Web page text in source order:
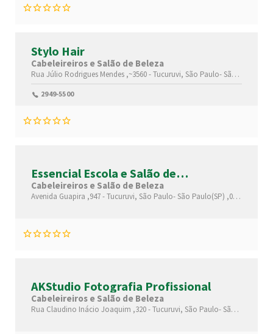
Stylo Hair
Cabeleireiros e Salão de Beleza
Rua Júlio Rodrigues Mendes ,~3560 -Tucuruvi, São Paulo-São Paulo(SP)
2949-5500
Essencial Escola e Salão de
Cabeleireiros
Cabeleireiros e Salão de Beleza
Avenida Guapira ,947 -Tucuruvi, São Paulo-São Paulo(SP) ,02265001
AKStudio Fotografia Profissional
Cabeleireiros e Salão de Beleza
Rua Claudino Inácio Joaquim ,320 -Tucuruvi, São Paulo-São Paulo(SP)